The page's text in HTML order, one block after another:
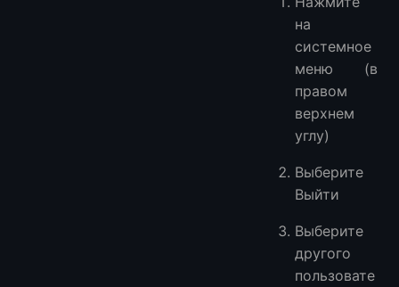
на
системное
меню (в
правом
верхнем
углу)
Выберите
Выйти
Выберите
другого
пользовате